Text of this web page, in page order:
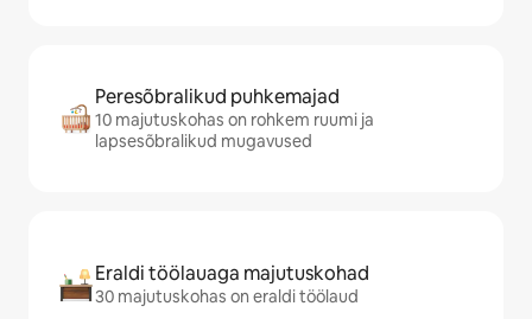
Peresõbralikud puhkemajad
10 majutuskohas on rohkem ruumi ja
lapsesõbralikud mugavused
Eraldi töölauaga majutuskohad
30 majutuskohas on eraldi töölaud